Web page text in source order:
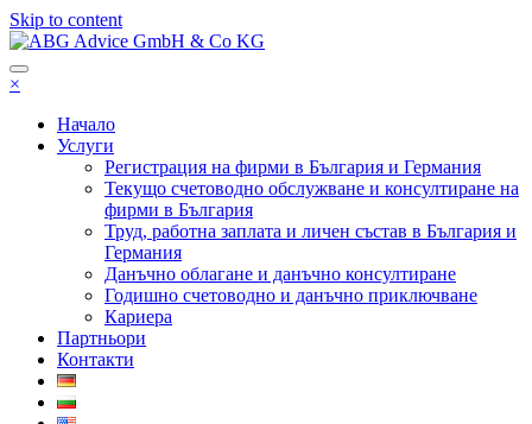
Skip to content
ABG Advice GmbH & Co KG
Ние сме АБГ Адвайс ООД енд Ко КД,
счетоводно предприятие с разнообразни
услуги – регистрация на фирми в
България и Германия, текущо
счетоводно обслужване, данъчно
кунсултиране и данъчно облагане,
годишно счетоводно и данъчно
приключване, трудова работна заплата
и личен състав.
×
Начало
Услуги
Регистрация на фирми в България и Германия
Текущо счетоводно обслужване и консултиране на
фирми в България
Труд, работна заплата и личен състав в България и
Германия
Данъчно облагане и данъчно консултиране
Годишно счетоводно и данъчно приключване
Кариера
Партньори
Контакти